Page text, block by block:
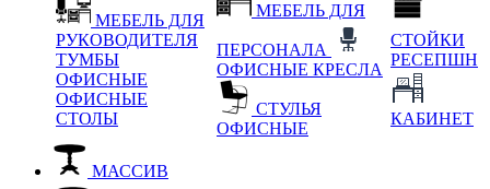
МЕБЕЛЬ ДЛЯ
РУКОВОДИТЕЛЯ
ТУМБЫ
ОФИСНЫЕ
ОФИСНЫЕ
СТОЛЫ
МЕБЕЛЬ ДЛЯ
ПЕРСОНАЛА
ОФИСНЫЕ КРЕСЛА
СТУЛЬЯ
ОФИСНЫЕ
СТОЙКИ
РЕСЕПШН
КАБИНЕТ
МАССИВ